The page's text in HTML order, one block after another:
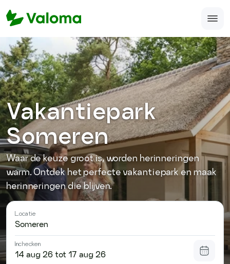
Home
Veelgestelde vragen
Over ons
Accomodatie aanmelden
support@valoma.com
050-123-987-12
Contact
Vakantiepark
Someren
Waar de keuze groot is, worden herinneringen
warm. Ontdek het perfecte vakantiepark en maak
herinneringen die blijven.
Locatie
Inchecken